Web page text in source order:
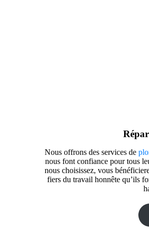
Nous offrons des services de
nous font confiance pour tous
nous choisissez, vous
fiers du travail honnête qu’ils